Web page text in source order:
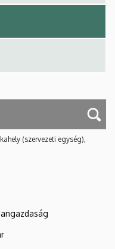
(szervezeti egység),